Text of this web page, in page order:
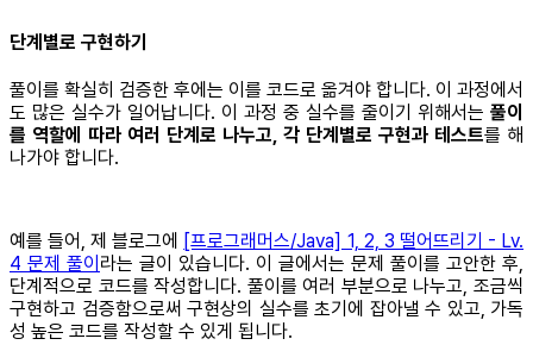
단계별로 구현하기
풀이를 확실히 검증한 후에는 이를 코드로 옮겨야 합니다. 이 과정에서
도 많은 실수가 일어납니다. 이 과정 중 실수를 줄이기 위해서는 풀이
를 역할에 따라 여러 단계로 나누고, 각 단계별로 구현과 테스트를 해
나가야 합니다.
예를 들어, 제 블로그에
[프로그래머스/Java] 1, 2, 3 떨어뜨리기 - Lv.
4 문제 풀이 라는 글이 있습니다. 이 글에서는 문제 풀이를 고안한 후,
단계적으로 코드를 작성합니다. 풀이를 여러 부분으로 나누고, 조금씩
구현하고 검증함으로써 구현상의 실수를 초기에 잡아낼 수 있고, 가독
성 높은 코드를 작성할 수 있게 됩니다.